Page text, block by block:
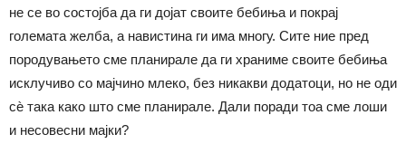
не се во состојба да ги дојат своите бебиња и покрај
големата желба, а навистина ги има многу. Сите ние пред
породувањето сме планирале да ги храниме своите бебиња
исклучиво со мајчино млеко, без никакви додатоци, но не оди
сѐ така како што сме планирале. Дали поради тоа сме лоши
и несовесни мајки?